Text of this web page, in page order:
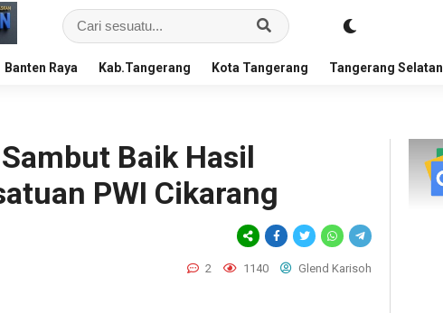
Banten Raya Kab.Tangerang Kota Tangerang Tangerang Selatan
Baik Hasil
PWI Cikarang
2 1140 Glend Karisoh